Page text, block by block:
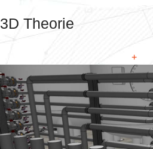
3D Theorie
+